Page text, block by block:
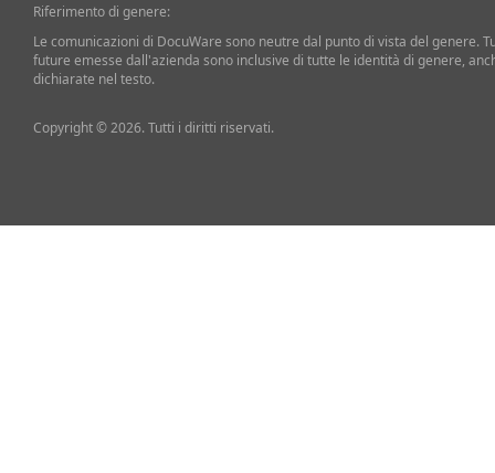
Riferimento di genere:
Le comunicazioni di DocuWare sono neutre dal punto di vista del genere.
future emesse dall'azienda sono inclusive di tutte le identità di genere,
dichiarate nel testo.
Copyright © 2026. Tutti i diritti riservati.